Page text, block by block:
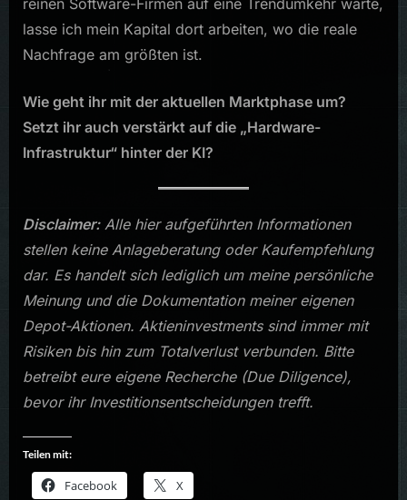
lasse ich mein Kapital dort arbeiten, wo die reale
Nachfrage am größten ist.
Wie geht ihr mit der aktuellen Marktphase um?
Setzt ihr auch verstärkt auf die „Hardware-
Infrastruktur“ hinter der KI?
Disclaimer:Alle hier aufgeführten Informationen
stellen keine Anlageberatung oder Kaufempfehlung
dar. Es handelt sich lediglich um meine persönliche
Meinung und die Dokumentation meiner eigenen
Depot-Aktionen. Aktieninvestments sind immer mit
Risiken bis hin zum Totalverlust verbunden. Bitte
betreibt eure eigene Recherche (Due Diligence),
bevor ihr Investitionsentscheidungen trefft.
Teilen mit:
Facebook X